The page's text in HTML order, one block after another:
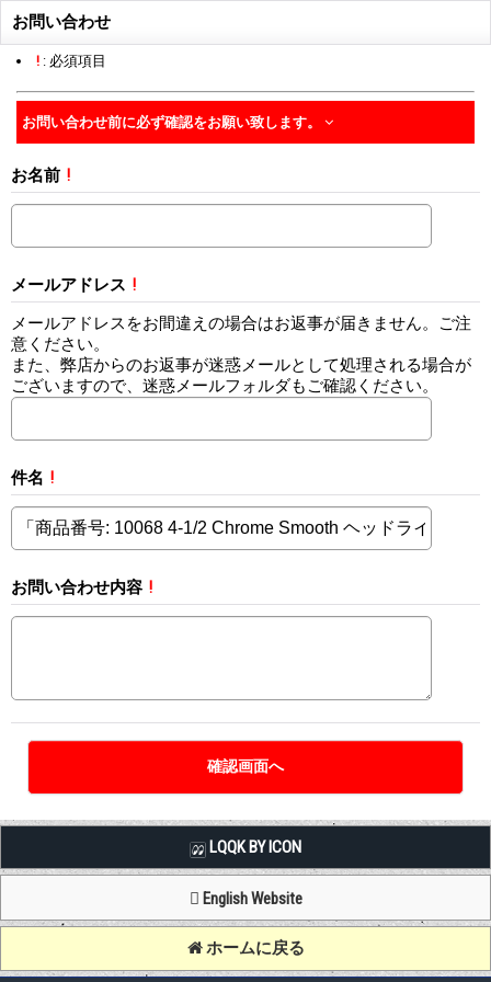
お問い合わせ
! : 必須項目
お問い合わせ前に必ず確認をお願い致します。
お名前 !
メールアドレス !
メールアドレスをお間違えの場合はお返事が届きません。ご注
意ください。
また、弊店からのお返事が迷惑メールとして処理される場合が
ございますので、迷惑メールフォルダもご確認ください。
件名 !
お問い合わせ内容 !
LQQK BY ICON
English Website
ホームに戻る